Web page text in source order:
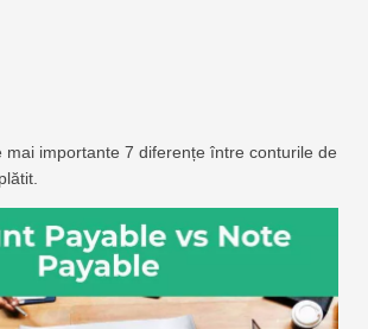
mai importante 7 diferențe între conturile de